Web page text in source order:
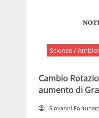
Scienze /
Cambio
aumento di
Giovanni